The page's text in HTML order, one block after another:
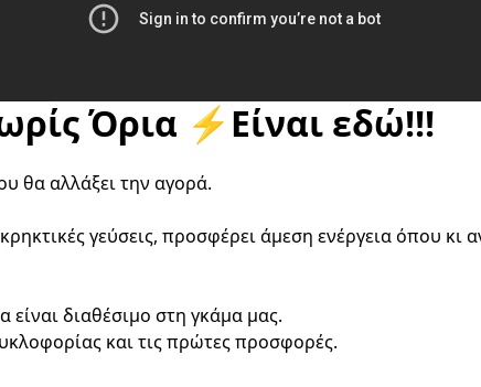
Όρια ⚡Είναι εδώ!!!
θα αλλάξει την αγορά.
γεύσεις, προσφέρει άμεση ενέργεια όπου
είναι διαθέσιμο στη γκάμα μας.
και τις πρώτες προσφορές.